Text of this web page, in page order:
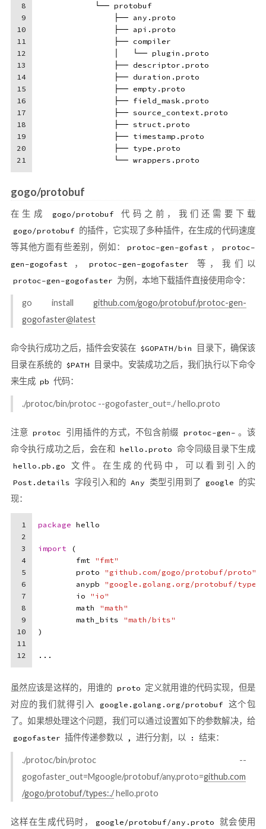
8
9
10
11
12
13
14
15
16
17
18
19
20
21
            └── protobuf
                ├── any.proto
                ├── api.proto
                ├── compiler
                │   └── plugin.proto
                ├── descriptor.proto
                ├── duration.proto
                ├── empty.proto
                ├── field_mask.proto
                ├── source_context.proto
                ├── struct.proto
                ├── timestamp.proto
                ├── type.proto
                └── wrappers.proto
gogo/protobuf
在生成 gogo/protobuf 代码之前，我们还需要下载
gogo/protobuf 的插件，它实现了多种插件，在生成的代码速度
等其他方面有些差别，例如：
protoc-gen-gofast ，
protoc-
gen-gogofast
， protoc-gen-gogofaster 等，我们以
protoc-gen-gogofaster 为例，本地下载插件直接使用命令：
go install github.com/gogo/protobuf/protoc-gen-
gogofaster@latest
命令执行成功之后，插件会安装在 $GOPATH/bin
目录下，确保该
目录在系统的 $PATH
目录中。安装成功之后，我们执行以下命令
来生成 pb 代码：
./protoc/bin/protoc --gogofaster_out=./ hello.proto
注意 protoc 引用插件的方式，不包含前缀 protoc-gen- 。该
命令执行成功之后，会在和
hello.proto 命令同级目录下生成
hello.pb.go 文件。在生成的代码中，可以看到引入的
Post.details 字段引入和的 Any 类型引用到了 google
的实
现：
1
2
3
4
5
6
7
8
9
10
11
12
package hello
import (
	fmt
"fmt"
	proto
"github.com/gogo/protobuf/proto"
	anypb
"google.golang.org/protobuf/types/
	io
"io"
	math
"math"
	math_bits
"math/bits"
)
...
虽然应该是这样的，用谁的 proto 定义就用谁的代码实现，但是
对应的我们就得引入
google.golang.org/protobuf
这个包
了。如果想处理这个问题，我们可以通过设置如下的参数解决，给
gogofaster 插件传递参数以 , 进行分割，以 : 结束：
./protoc/bin/protoc --
gogofaster_out=Mgoogle/protobuf/any.proto=github.com
/gogo/protobuf/types:./hello.proto
这样在生成代码时， google/protobuf/any.proto 就会使用